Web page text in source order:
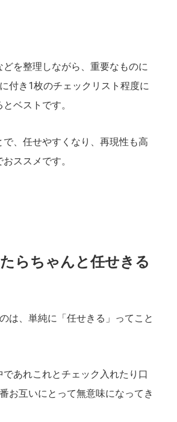
どを整理しながら、重要なものに
付き1枚のチェックリスト程度に
ベストです。
で、任せやすくなり、再現性も高
ススメです。
らちゃんと任せきる
は、単純に「任せきる」ってこと
あれこれとチェック入れたり口
お互いにとって無意味になってき